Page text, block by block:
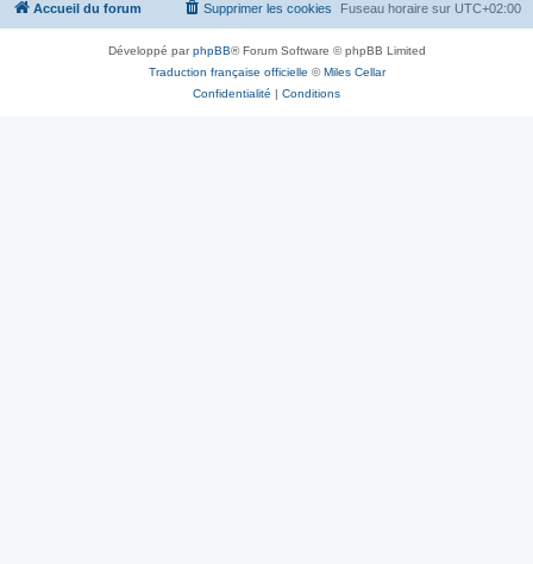
Accueil du forum Fuseau horaire sur UTC+02:00
Supprimer les cookies
Développé parphpBB® Forum Software © phpBB Limited
Traduction française officielle ©Miles Cellar
Confidentialité | Conditions